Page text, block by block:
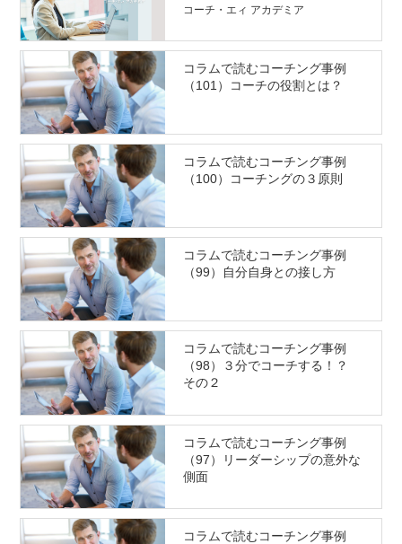
コーチ・エィ アカデミア
コラムで読むコーチング事例
（101）コーチの役割とは？
コラムで読むコーチング事例
（100）コーチングの３原則
コラムで読むコーチング事例
（99）自分自身との接し方
コラムで読むコーチング事例
（98）３分でコーチする！？
その２
コラムで読むコーチング事例
（97）リーダーシップの意外な
側面
コラムで読むコーチング事例